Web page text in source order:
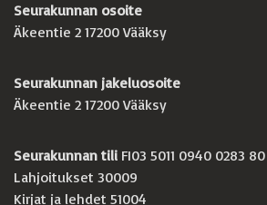
Seurakunnan osoite
Äkeentie 2 17200 Vääksy
Seurakunnan jakeluosoite
Äkeentie 2 17200 Vääksy
Seurakunnan tili FI03 5011 0940 0283 80
Lahjoitukset 30009
Kirjat ja lehdet 51004